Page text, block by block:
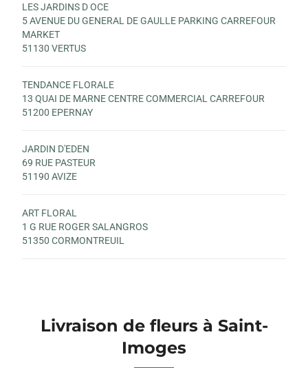
LES JARDINS D OCE
5 AVENUE DU GENERAL DE GAULLE PARKING CARREFOUR
MARKET
51130 VERTUS
TENDANCE FLORALE
13 QUAI DE MARNE CENTRE COMMERCIAL CARREFOUR
51200 EPERNAY
JARDIN D'EDEN
69 RUE PASTEUR
51190 AVIZE
ART FLORAL
1 G RUE ROGER SALANGROS
51350 CORMONTREUIL
Livraison de fleurs à Saint-
Imoges